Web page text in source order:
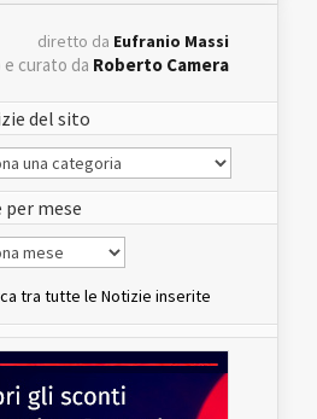
diretto da Eufranio Massi
curato da Roberto Camera
del sito
mese
tra tutte le Notizie inserite